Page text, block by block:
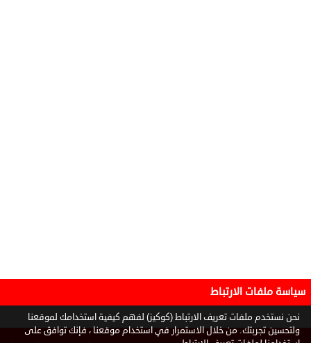
سياسة ملفات الارتباط
نحن نستخدم ملفات تعريف الارتباط (كوكيز) لفهم كيفية استخدامك لموقعنا
ولتحسين تجربتك. من خلال الاستمرار في استخدام موقعنا ، فإنك توافق على